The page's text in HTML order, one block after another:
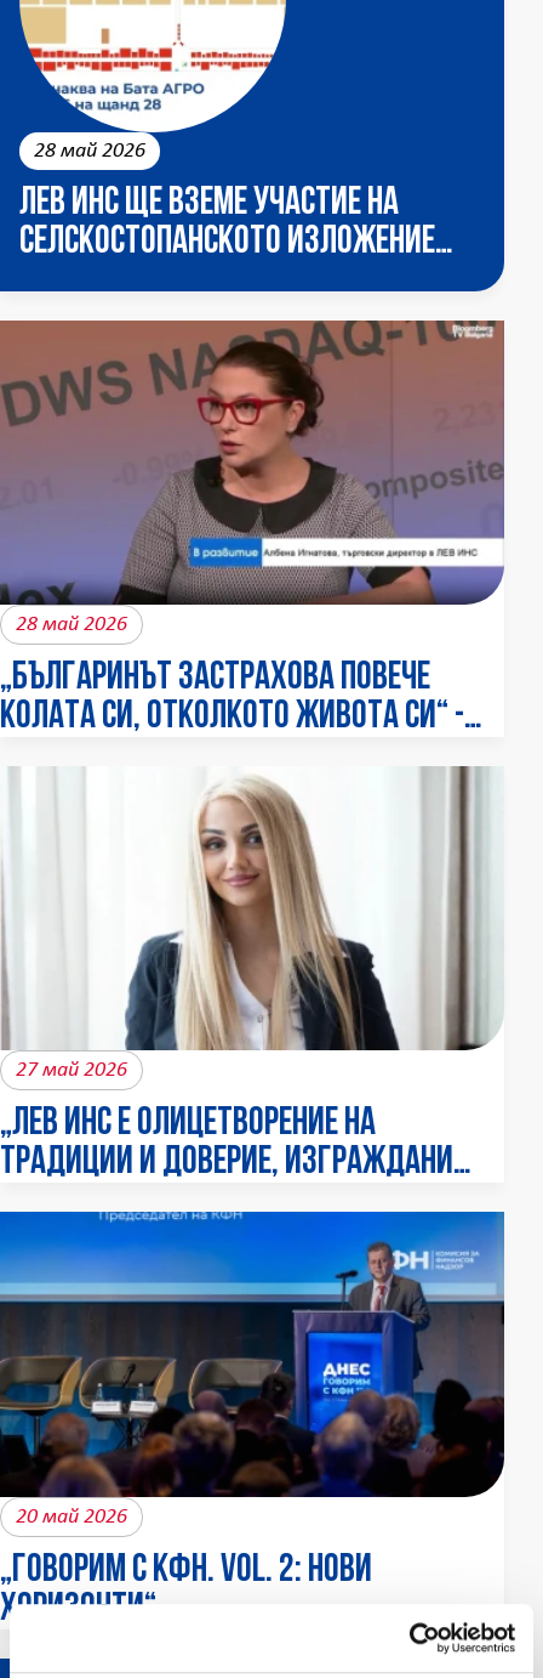
28 май 2026
ЛЕВ ИНС ще вземе участие на
селскостопанското изложение
БАТА АГРО 2026
28 май 2026
„Българинът застрахова повече
колата си, отколкото живота си“ -
Албена Игнатова за
застрахователната култура,
киберрисковете и нуждата от
финансова грамотност
27 май 2026
„ЛЕВ ИНС е олицетворение на
традиции и доверие, изграждани
през годините в изпълнение на
поетите ангажименти към нашите
клиенти“ – Наталия Велева, експерт
„Маркетинг и реклама “ в ЛЕВ ИНС
20 май 2026
„Говорим с КФН. Vol. 2: Нови
хоризонти“